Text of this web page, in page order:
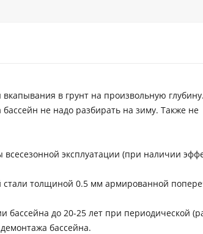
в грунт на произвольную глубину.
не надо разбирать на зиму. Также не
эксплуатации (при наличии
стали толщиной 0.5 мм армированной
до 20-25 лет при периодической
бассейна.